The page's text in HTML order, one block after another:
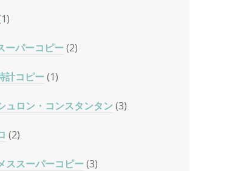
ーパーコピー(2)
計コピー(1)
ュロン・コンスタンタン (3)
(2)
ススーパーコピー(3)